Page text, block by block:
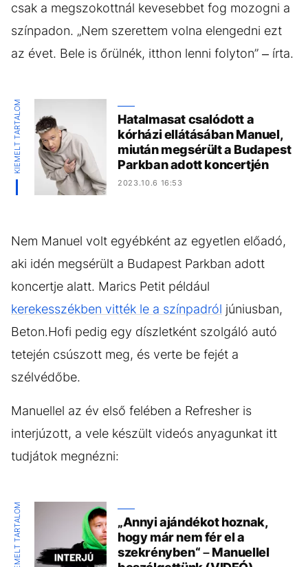
csak a megszokottnál kevesebbet fog mozogni a
színpadon. „Nem szerettem volna elengedni ezt
az évet. Bele is őrülnék, itthon lenni folyton” – írta.
KIEMELT TARTALOM
Hatalmasat csalódott a
kórházi ellátásában Manuel,
miután megsérült a Budapest
Parkban adott koncertjén
2023.10.6 16:53
Nem Manuel volt egyébként az egyetlen előadó,
aki idén megsérült a Budapest Parkban adott
koncertje alatt. Marics Petit például
kerekesszékben vitték le a színpadról júniusban,
Beton.Hofi pedig egy díszletként szolgáló autó
tetején csúszott meg, és verte be fejét a
szélvédőbe.
Manuellel az év első felében a Refresher is
interjúzott, a vele készült videós anyagunkat itt
tudjátok megnézni:
KIEMELT TARTALOM
„Annyi ajándékot hoznak,
hogy már nem fér el a
szekrényben“ – Manuellel